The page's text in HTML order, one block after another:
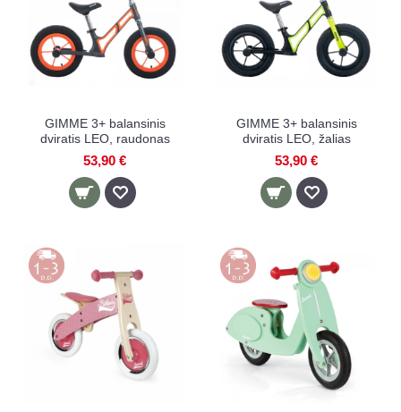
GIMME 3+ balansinis
dviratis LEO, raudonas
53,90 €
GIMME 3+ balansinis
dviratis LEO, žalias
53,90 €